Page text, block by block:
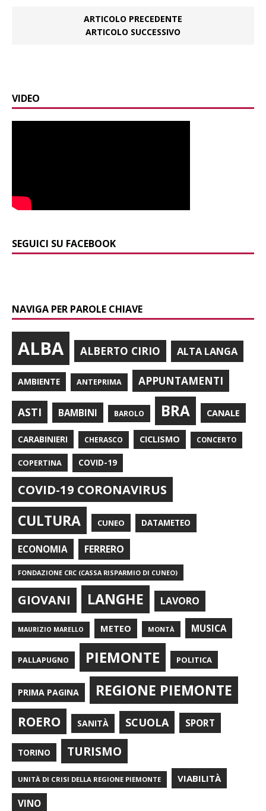
ARTICOLO PRECEDENTE
ARTICOLO SUCCESSIVO
VIDEO
SEGUICI SU FACEBOOK
NAVIGA PER PAROLE CHIAVE
ALBA ALBERTO CIRIO ALTA LANGA
AMBIENTE ANTEPRIMA APPUNTAMENTI
ASTI BAMBINI BAROLO BRA CANALE
CARABINIERI CHERASCO CICLISMO CONCERTO
COPERTINA COVID-19
COVID-19 CORONAVIRUS
CULTURA CUNEO DATAMETEO
ECONOMIA FERRERO
FONDAZIONE CRC (CASSA RISPARMIO DI CUNEO)
GIOVANI LANGHE LAVORO
MAURIZIO MARELLO METEO MONTÀ MUSICA
PALLAPUGNO PIEMONTE POLITICA
PRIMA PAGINA REGIONE PIEMONTE
ROERO SANITÀ SCUOLA SPORT
TORINO TURISMO
UNITÀ DI CRISI DELLA REGIONE PIEMONTE VIABILITÀ
VINO